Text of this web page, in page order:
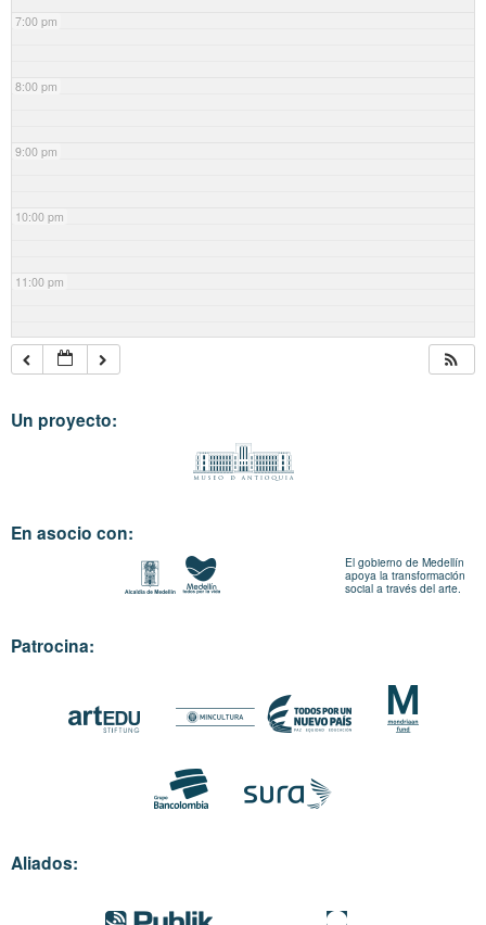
7:00 pm
8:00 pm
9:00 pm
10:00 pm
11:00 pm
Un proyecto:
En asocio con:
El gobierno de Medellín
apoya la transformación
social a través del arte.
Patrocina:
Aliados: